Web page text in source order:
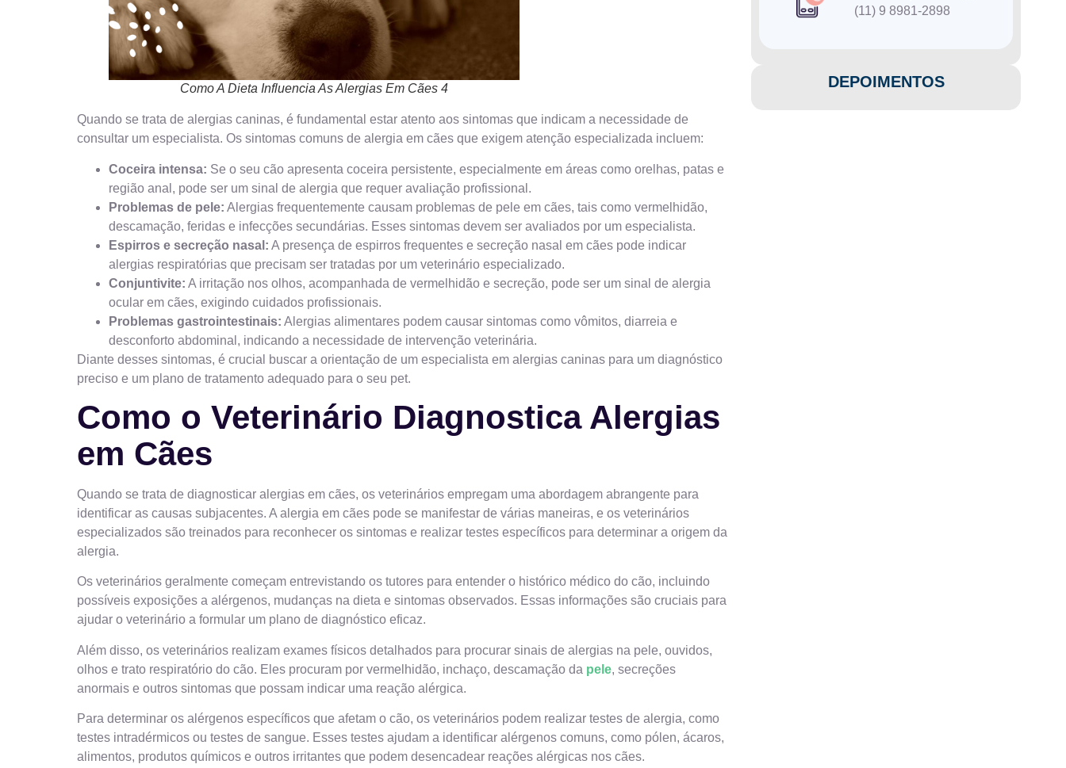
Como A Dieta Influencia As Alergias Em Cães 4
Quando se trata de alergias caninas, é fundamental estar atento aos sintomas que indicam a necessidade de
consultar um especialista. Os sintomas comuns de alergia em cães que exigem atenção especializada incluem:
Coceira intensa: Se o seu cão apresenta coceira persistente, especialmente em áreas como orelhas, patas e
região anal, pode ser um sinal de alergia que requer avaliação profissional.
Problemas de pele: Alergias frequentemente causam problemas de pele em cães, tais como vermelhidão,
descamação, feridas e infecções secundárias. Esses sintomas devem ser avaliados por um especialista.
Espirros e secreção nasal: A presença de espirros frequentes e secreção nasal em cães pode indicar
alergias respiratórias que precisam ser tratadas por um veterinário especializado.
Conjuntivite: A irritação nos olhos, acompanhada de vermelhidão e secreção, pode ser um sinal de alergia
ocular em cães, exigindo cuidados profissionais.
Problemas gastrointestinais: Alergias alimentares podem causar sintomas como vômitos, diarreia e
desconforto abdominal, indicando a necessidade de intervenção veterinária.
Diante desses sintomas, é crucial buscar a orientação de um especialista em alergias caninas para um diagnóstico
preciso e um plano de tratamento adequado para o seu pet.
Como o Veterinário Diagnostica Alergias
em Cães
Quando se trata de diagnosticar alergias em cães, os veterinários empregam uma abordagem abrangente para
identificar as causas subjacentes. A alergia em cães pode se manifestar de várias maneiras, e os veterinários
especializados são treinados para reconhecer os sintomas e realizar testes específicos para determinar a origem da
alergia.
Os veterinários geralmente começam entrevistando os tutores para entender o histórico médico do cão, incluindo
possíveis exposições a alérgenos, mudanças na dieta e sintomas observados. Essas informações são cruciais para
ajudar o veterinário a formular um plano de diagnóstico eficaz.
Além disso, os veterinários realizam exames físicos detalhados para procurar sinais de alergias na pele, ouvidos,
olhos e trato respiratório do cão. Eles procuram por vermelhidão, inchaço, descamação da pele, secreções
anormais e outros sintomas que possam indicar uma reação alérgica.
Para determinar os alérgenos específicos que afetam o cão, os veterinários podem realizar testes de alergia, como
testes intradérmicos ou testes de sangue. Esses testes ajudam a identificar alérgenos comuns, como pólen, ácaros,
alimentos, produtos químicos e outros irritantes que podem desencadear reações alérgicas nos cães.
(11) 9 8981-2898
DEPOIMENTOS​